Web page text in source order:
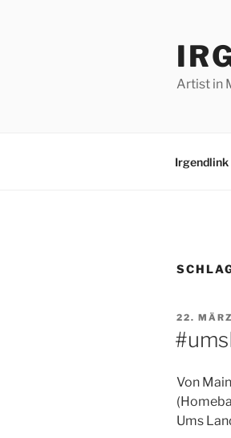
Artist in
Irgendlink
AM
22.
Von
Ums